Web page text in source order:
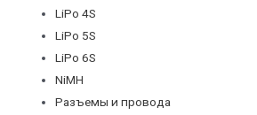
LiPo 4S
LiPo 5S
LiPo 6S
NiMH
Разъемы и провода